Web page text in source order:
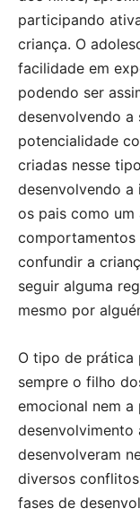
participando
criança. O
facilidade em
podendo ser
desenvolvendo a
potencialidade
criadas nesse
desenvolvendo a
os pais como
comportamentos
confundir a
seguir alguma
mesmo por
O tipo de prática
sempre o filho
emocional nem a
desenvolvimento
desenvolveram
diversos
fases de